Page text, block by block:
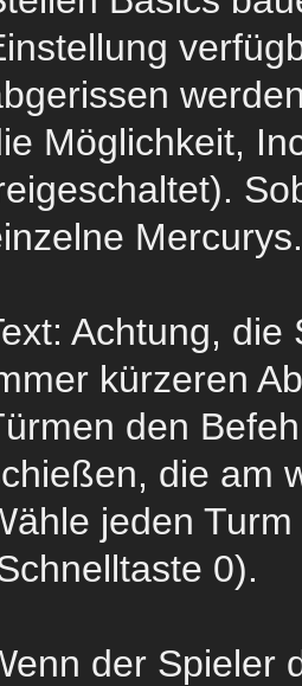
Möglichkeit,
Mercurys.
Achtung,
kürzeren
den
die am
jeden
0).
der Spieler